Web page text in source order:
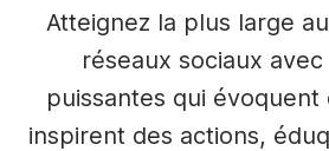
Atteignez la plus large
réseaux sociaux
puissantes qui évoquent
inspirent des actions,